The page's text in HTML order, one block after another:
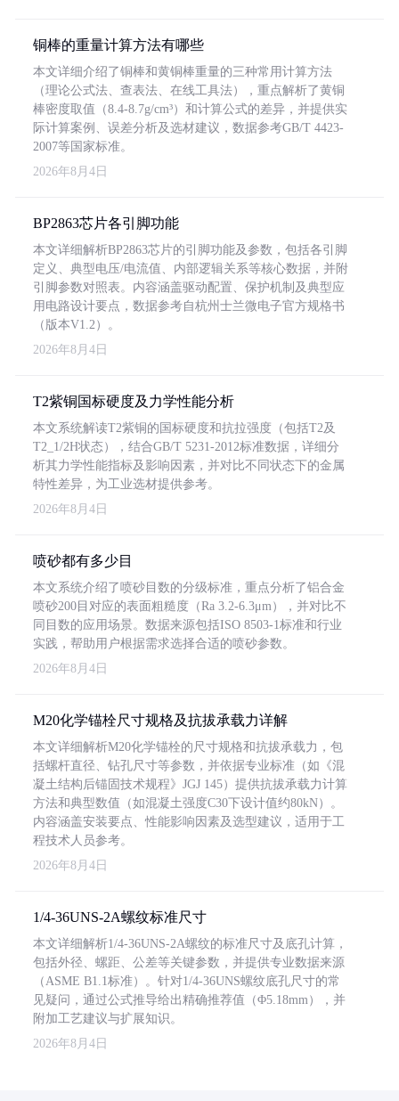
铜棒的重量计算方法有哪些
本文详细介绍了铜棒和黄铜棒重量的三种常用计算方法
（理论公式法、查表法、在线工具法），重点解析了黄铜
棒密度取值（8.4-8.7g/cm³）和计算公式的差异，并提供实
际计算案例、误差分析及选材建议，数据参考GB/T 4423-
2007等国家标准。
2026年8月4日
BP2863芯片各引脚功能
本文详细解析BP2863芯片的引脚功能及参数，包括各引脚
定义、典型电压/电流值、内部逻辑关系等核心数据，并附
引脚参数对照表。内容涵盖驱动配置、保护机制及典型应
用电路设计要点，数据参考自杭州士兰微电子官方规格书
（版本V1.2）。
2026年8月4日
T2紫铜国标硬度及力学性能分析
本文系统解读T2紫铜的国标硬度和抗拉强度（包括T2及
T2_1/2H状态），结合GB/T 5231-2012标准数据，详细分
析其力学性能指标及影响因素，并对比不同状态下的金属
特性差异，为工业选材提供参考。
2026年8月4日
喷砂都有多少目
本文系统介绍了喷砂目数的分级标准，重点分析了铝合金
喷砂200目对应的表面粗糙度（Ra 3.2-6.3μm），并对比不
同目数的应用场景。数据来源包括ISO 8503-1标准和行业
实践，帮助用户根据需求选择合适的喷砂参数。
2026年8月4日
M20化学锚栓尺寸规格及抗拔承载力详解
本文详细解析M20化学锚栓的尺寸规格和抗拔承载力，包
括螺杆直径、钻孔尺寸等参数，并依据专业标准（如《混
凝土结构后锚固技术规程》JGJ 145）提供抗拔承载力计算
方法和典型数值（如混凝土强度C30下设计值约80kN）。
内容涵盖安装要点、性能影响因素及选型建议，适用于工
程技术人员参考。
2026年8月4日
1/4-36UNS-2A螺纹标准尺寸
本文详细解析1/4-36UNS-2A螺纹的标准尺寸及底孔计算，
包括外径、螺距、公差等关键参数，并提供专业数据来源
（ASME B1.1标准）。针对1/4-36UNS螺纹底孔尺寸的常
见疑问，通过公式推导给出精确推荐值（Φ5.18mm），并
附加工艺建议与扩展知识。
2026年8月4日